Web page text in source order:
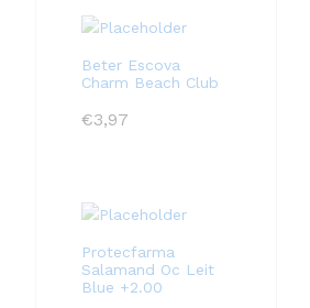
Beter Escova
Charm Beach Club
€3,97
Protecfarma
Salamand Oc Leit
Blue +2.00